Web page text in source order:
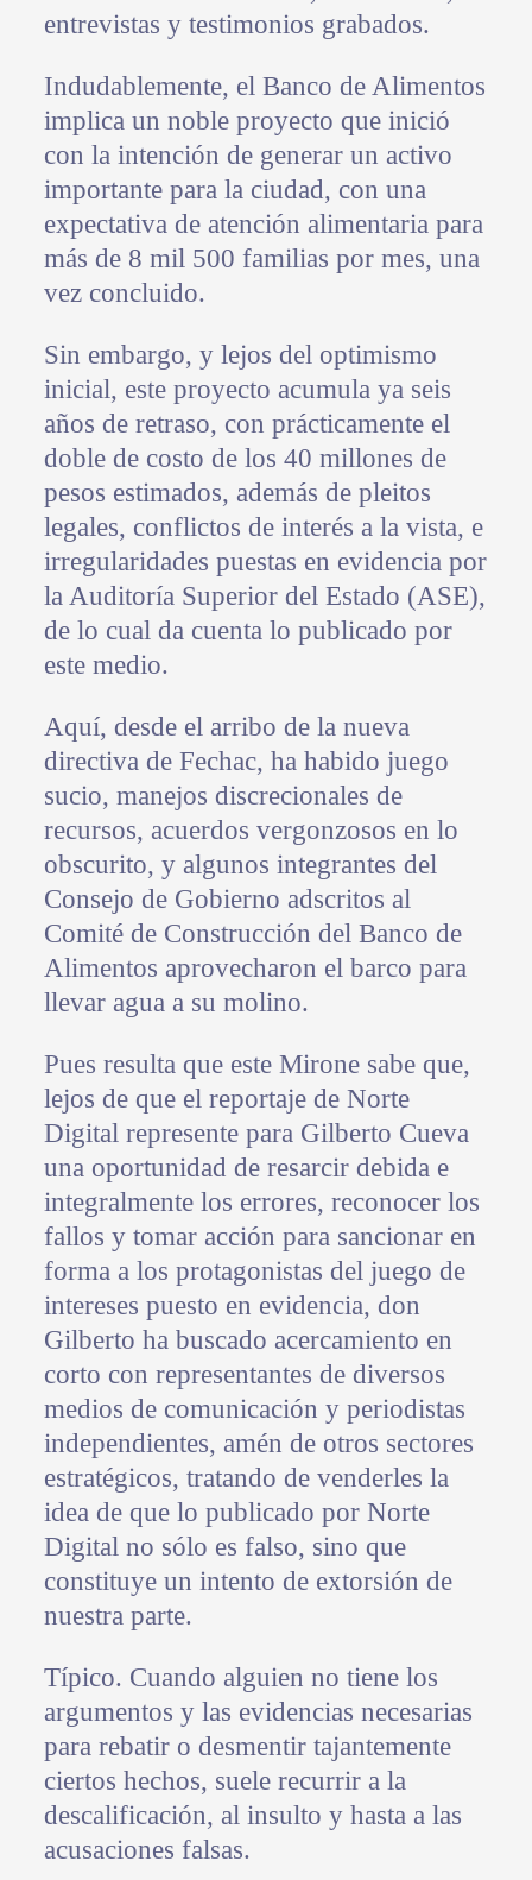
entrevistas y testimonios grabados.
Indudablemente, el Banco de Alimentos
implica un noble proyecto que inició
con la intención de generar un activo
importante para la ciudad, con una
expectativa de atención alimentaria para
más de 8 mil 500 familias por mes, una
vez concluido.
Sin embargo, y lejos del optimismo
inicial, este proyecto acumula ya seis
años de retraso, con prácticamente el
doble de costo de los 40 millones de
pesos estimados, además de pleitos
legales, conflictos de interés a la vista, e
irregularidades puestas en evidencia por
la Auditoría Superior del Estado (ASE),
de lo cual da cuenta lo publicado por
este medio.
Aquí, desde el arribo de la nueva
directiva de Fechac, ha habido juego
sucio, manejos discrecionales de
recursos, acuerdos vergonzosos en lo
obscurito, y algunos integrantes del
Consejo de Gobierno adscritos al
Comité de Construcción del Banco de
Alimentos aprovecharon el barco para
llevar agua a su molino.
Pues resulta que este Mirone sabe que,
lejos de que el reportaje de Norte
Digital represente para Gilberto Cueva
una oportunidad de resarcir debida e
integralmente los errores, reconocer los
fallos y tomar acción para sancionar en
forma a los protagonistas del juego de
intereses puesto en evidencia, don
Gilberto ha buscado acercamiento en
corto con representantes de diversos
medios de comunicación y periodistas
independientes, amén de otros sectores
estratégicos, tratando de venderles la
idea de que lo publicado por Norte
Digital no sólo es falso, sino que
constituye un intento de extorsión de
nuestra parte.
Típico. Cuando alguien no tiene los
argumentos y las evidencias necesarias
para rebatir o desmentir tajantemente
ciertos hechos, suele recurrir a la
descalificación, al insulto y hasta a las
acusaciones falsas.